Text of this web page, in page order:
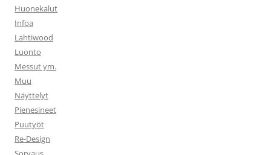
Huonekalut
Infoa
Lahtiwood
Luonto
Messut ym.
Muu
Näyttelyt
Pienesineet
Puutyöt
Re-Design